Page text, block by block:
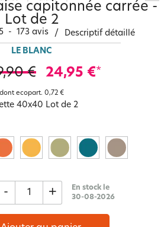
capitonnée carrée -
Lot de 2
- 173 avis / Descriptif détaillé
LE BLANC
€ 24,95 €*
dont ecopart. 0,72 €
40x40 Lot de 2
- +
En stock le
30-08-2026